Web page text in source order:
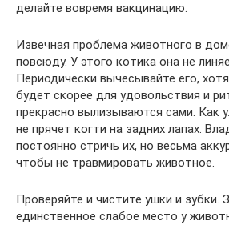
делайте вовремя вакцинацию.
Извечная проблема животного в
повсюду. У этого котика она не
Периодически вычесывайте его,
будет скорее для удовольствия и
прекрасно вылизываются сами. Как
не прячет когти на задних лапах.
постоянно стричь их, но весьма
чтобы не травмировать животное.
Проверяйте и чистите ушки и зубки.
единственное слабое место у